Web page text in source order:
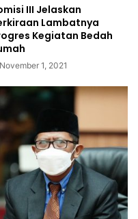
III Jelaskan
Lambatnya
Kegiatan Bedah
November 1, 2021